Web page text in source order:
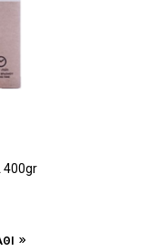
400gr